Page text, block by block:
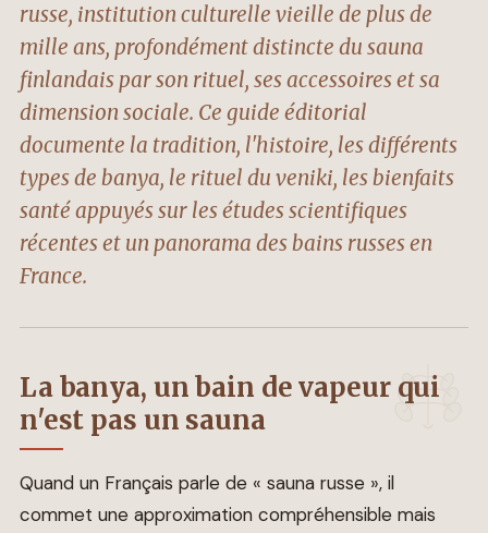
russe, institution culturelle vieille de plus de
mille ans, profondément distincte du sauna
finlandais par son rituel, ses accessoires et sa
dimension sociale. Ce guide éditorial
documente la tradition, l'histoire, les différents
types de banya, le rituel du veniki, les bienfaits
santé appuyés sur les études scientifiques
récentes et un panorama des bains russes en
France.
La banya, un bain de vapeur qui
n'est pas un sauna
Quand un Français parle de « sauna russe », il
commet une approximation compréhensible mais